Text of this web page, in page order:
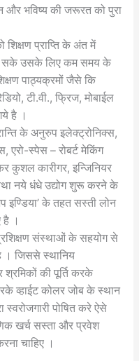
और भविष्य की जरूरत को पुरा
प्राप्ति के अंत में
सके उसके लिए कम समय के
पाठ्यक्रमों जैसे कि
टी.वी., फ्रिज, मोबाईल
है ।
के अनुरुप इलेक्ट्रोनिक्स,
एरो-स्पेस – रोबर्ट मेकिंग
कुशल कारीगर, इन्जिनियर
नये धंधे उद्योग शुरू करने के
इण्डिया’ के तहत सस्ती लोन
है ।
संस्थाओं के सहयोग से
। जिससे स्थानिय
की पूर्ति करके
व्हाईट कोलर जोब के स्थान
स्वरोजगारी पोषित करे ऐसे
खर्च सस्ता और प्रवेश
चाहिए ।